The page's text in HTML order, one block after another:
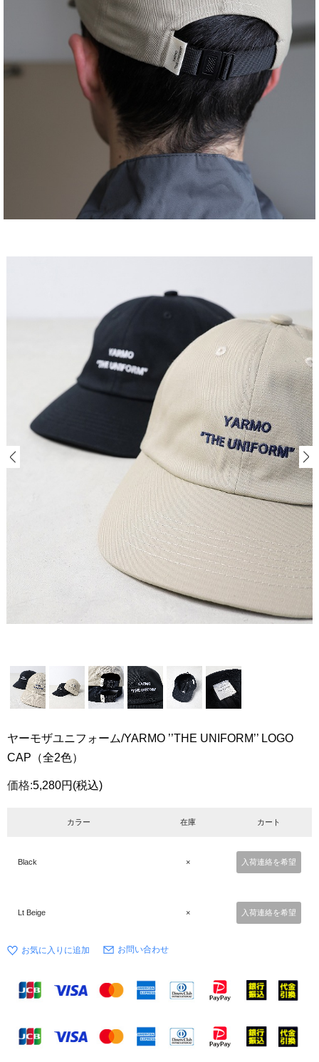
ヤーモザユニフォーム/YARMO ’’THE UNIFORM’’ LOGO
CAP（全2色）
価格:5,280円 (税込)
カラー 在庫 カート
Black × 入荷連絡を希望
Lt Beige × 入荷連絡を希望
お問い合わせ